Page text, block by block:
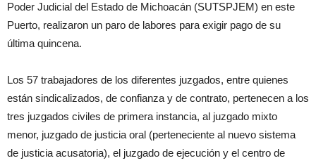
Poder Judicial del Estado de Michoacán (SUTSPJEM) en este
Puerto, realizaron un paro de labores para exigir pago de su
última quincena.
Los 57 trabajadores de los diferentes juzgados, entre quienes
están sindicalizados, de confianza y de contrato, pertenecen a los
tres juzgados civiles de primera instancia, al juzgado mixto
menor, juzgado de justicia oral (perteneciente al nuevo sistema
de justicia acusatoria), el juzgado de ejecución y el centro de